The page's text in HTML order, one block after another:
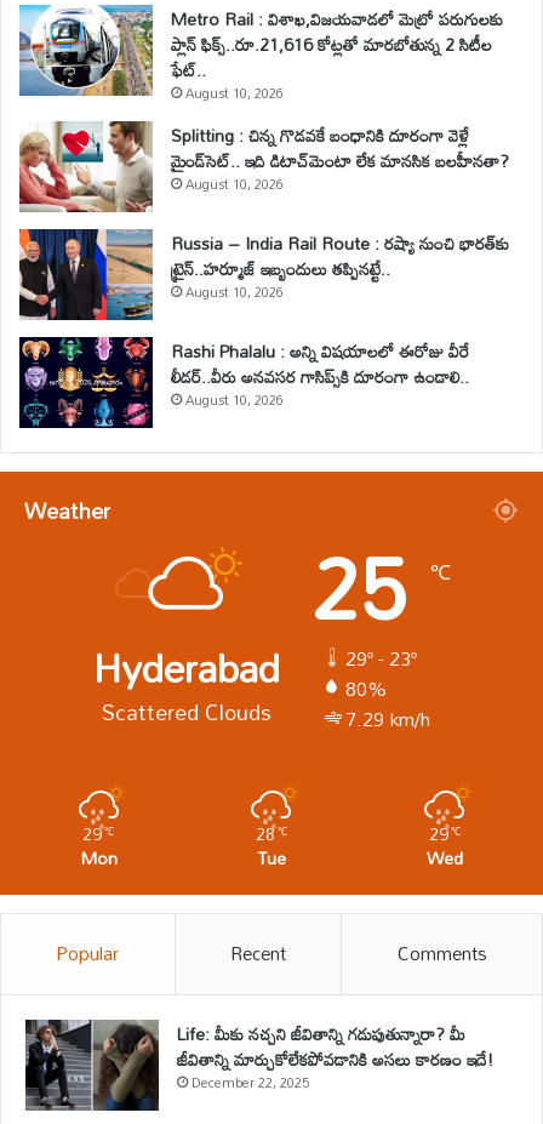
Metro Rail : విశాఖ,విజయవాడలో మెట్రో పరుగులకు
ప్లాన్ ఫిక్స్..రూ.21,616 కోట్లతో మారబోతున్న 2 సిటీల
ఫేట్..
August 10, 2026
Splitting : చిన్న గొడవకే బంధానికి దూరంగా వెళ్లే
మైండ్‌సెట్.. ఇది డిటాచ్‌మెంటా లేక మానసిక బలహీనతా?
August 10, 2026
Russia – India Rail Route : రష్యా నుంచి భారత్‌కు
ట్రైన్..హర్మూజ్ ఇబ్బందులు తప్పినట్టే..
August 10, 2026
Rashi Phalalu : అన్ని విషయాలలో ఈరోజు వీరే
లీడర్‌..వీరు అనవసర గాసిప్స్‌కి దూరంగా ఉండాలి..
August 10, 2026
Weather
Hyderabad
Scattered Clouds
25 ℃
29º - 23º
80%
7.29 km/h
29℃
Mon
28℃
Tue
29℃
Wed
Popular Recent Comments
Life: మీకు నచ్చని జీవితాన్ని గడుపుతున్నారా? మీ
జీవితాన్ని మార్చుకోలేకపోవడానికి అసలు కారణం ఇదే!
December 22, 2025